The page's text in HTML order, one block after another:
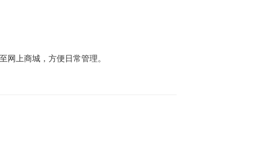
网上商城，方便日常管理。